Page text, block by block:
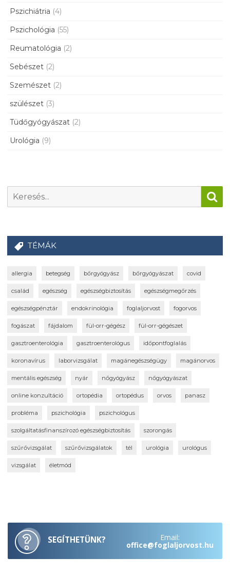
Pszichiátria (4)
Pszichológia (55)
Reumatológia (2)
Sebészet (2)
Szemészet (2)
szülészet (3)
Tüdőgyógyászat (2)
Urológia (9)
TÉMÁK
allergia betegség bőrgyógyász bőrgyógyászat covid
család egészség egészségbiztosítás egészségmegőrzés
egészségpénztár endokrinológia foglaljorvost fogorvos
fogászat fájdalom fül-orr-gégész fül-orr-gégészet
gasztroenterológia gasztroenterológus időpontfoglalás
koronavírus laborvizsgálat magánegészségügy magánorvos
mentális egészség nyár nőgyógyász nőgyógyászat
online konzultáció ortopédia ortopédus orvos panasz
probléma pszichológia pszichológus
szolgáltatásfinanszírozó egészségbiztosítás szorongás
szűrővizsgálat szűrővizsgálatok tél urológia urológus
vizsgálat életmód
SEGÍTHETÜNK? Email:
office@foglaljorvost.hu